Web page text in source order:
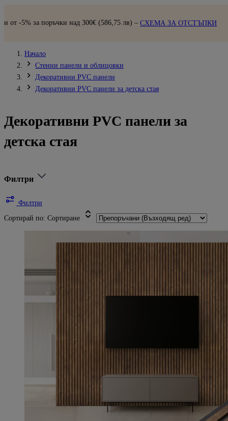
(586,75 лв) –СХЕМА ЗА ОТСТЪПКИ Бърза
Начало
Стенни панели и облицовки
Декоративни PVC панели
Декоративни PVC панели за детска стая
Декоративни PVC панели за
детска стая
Филтри
Филтри
Сортирай по: Сортиране